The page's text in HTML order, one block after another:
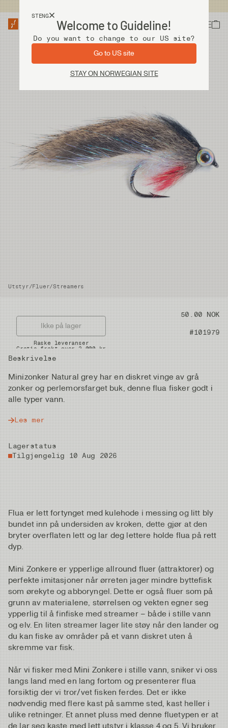
STENG
Welcome to Guideline!
Do you want to change to our US site?
Go to US site
STAY ON NORWEGIAN SITE
Utstyr/Fluer/Streamers
Pris 50.00 NOK
Artikkelnummer #101979
Beskrivelse
Minizonker Natural grey har en diskret vinge av grå
zonker og perlemorsfarget buk, denne flua fisker godt i
alle typer vann.
Les mer
Lagerstatus
Tilgjengelig 10 Aug 2026
Ikke på lager
Raske leveranser
Gratis frakt over 2.000 kr
Flua er lett fortynget med kulehode i messing og litt bly
bundet inn på undersiden av kroken, dette gjør at den
bryter overflaten lett og lar deg lettere holde flua på rett
dyp.
Mini Zonkere er ypperlige allround fluer (attraktorer) og
perfekte imitasjoner når ørreten jager mindre byttefisk
som ørekyte og abboryngel. Dette er også fluer som på
grunn av materialene, størrelsen og vekten egner seg
ypperlig til å finfiske med streamer – både i stille vann
og elv. En liten streamer lager lite støy når den lander og
du kan fiske av områder på et vann diskret uten å
skremme var fisk.
Når vi fisker med Mini Zonkere i stille vann, sniker vi oss
langs land med en lang fortom og presenterer flua
forsiktig der vi tror/vet fisken ferdes. Det er ikke
nødvendig med flere kast på samme sted, kast heller i
ulike retninger. Et annet pluss med denne fluetypen er at
de lar seg kaste med lett utstyr i klasse 4 og 5. Vi bruker